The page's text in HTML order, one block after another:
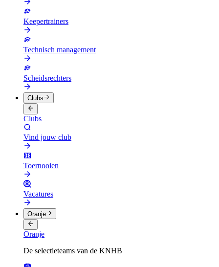
Keepertrainers
Technisch management
Scheidsrechters
Clubs
Clubs
Vind jouw club
Toernooien
Vacatures
Oranje
Oranje
De selectieteams van de KNHB